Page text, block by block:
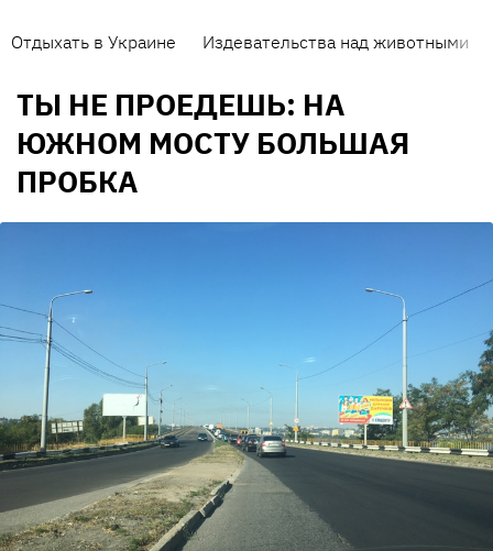
Отдыхать в Украине Издевательства над животными
ТЫ НЕ ПРОЕДЕШЬ: НА
ЮЖНОМ МОСТУ БОЛЬШАЯ
ПРОБКА